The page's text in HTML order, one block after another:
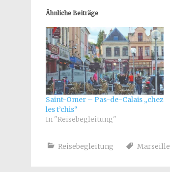
Ähnliche Beiträge
Saint-Omer – Pas-de-Calais „chez
les t’chis“
In "Reisebegleitung"
Reisebegleitung Marseille